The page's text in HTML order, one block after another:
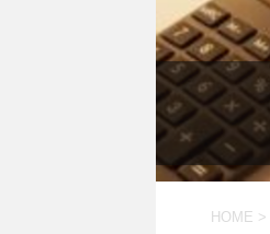
HOME >